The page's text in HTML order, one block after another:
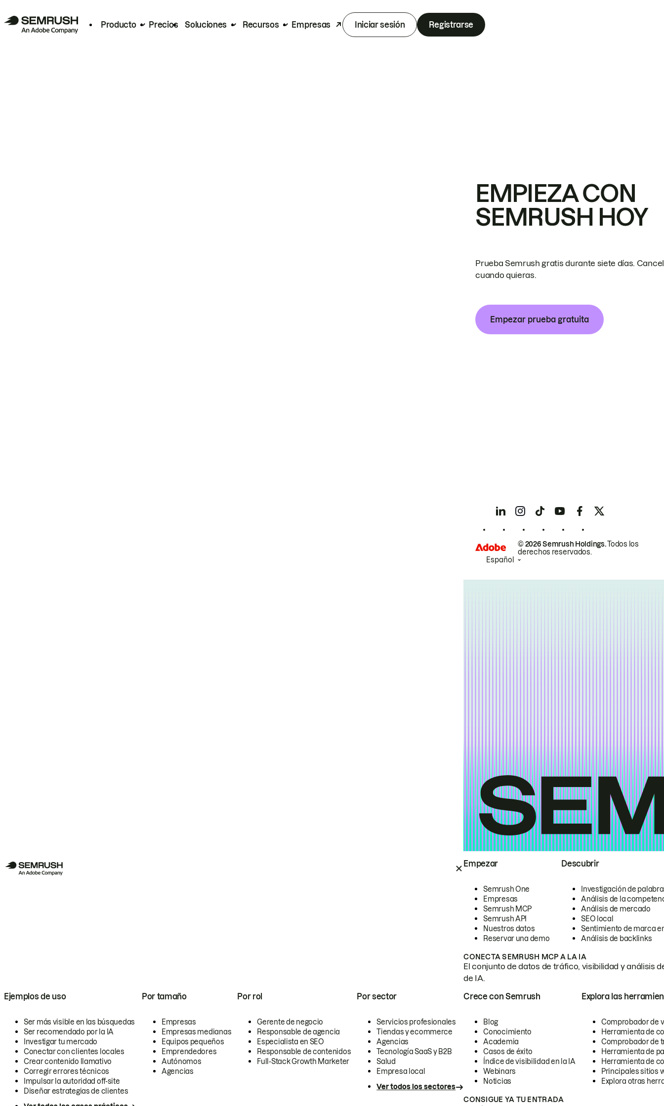
Producto Precios Soluciones Recursos Empresas Iniciar sesión Registrarse
Empezar
Semrush One
Empresas
Semrush MCP
Semrush API
Nuestros datos
Reservar una demo
Descubrir
Investigación de
Análisis de la
Análisis de mercado
SEO local
Sentimiento de marca
Análisis de backlinks
CONECTA SEMRUSH MCP A LA IA
El conjunto de datos de tráfico, visibilidad y análisis
de IA.
Ejemplos de uso
Ser más visible en las búsquedas
Ser recomendado por la IA
Investigar tu mercado
Conectar con clientes locales
Crear contenido llamativo
Corregir errores técnicos
Impulsar la autoridad off-site
Diseñar estrategias de clientes
Por tamaño
Empresas
Empresas medianas
Equipos pequeños
Emprendedores
Autónomos
Agencias
Por rol
Gerente de negocio
Responsable de agencia
Especialista en SEO
Responsable de contenidos
Full-Stack Growth Marketer
Por sector
Servicios profesionales
Tiendas y ecommerce
Agencias
Tecnología SaaS y B2B
Salud
Empresa local
Ver todos los sectores
Crece con Semrush
Blog
Conocimiento
Academia
Casos de éxito
Índice de visibilidad en la IA
Webinars
Noticias
Explora las
Comprobador de
Herramienta de
Comprobador de
Herramienta de
Herramienta de
Principales sitios
Explora otras
CONSIGUE YA TU ENTRADA
EMPIEZA CON
SEMRUSH HOY
Prueba Semrush gratis durante siete días.
cuando quieras.
Empezar prueba gratuita
© 2026 Semrush Holdings.Todos los
derechos reservados.
Español